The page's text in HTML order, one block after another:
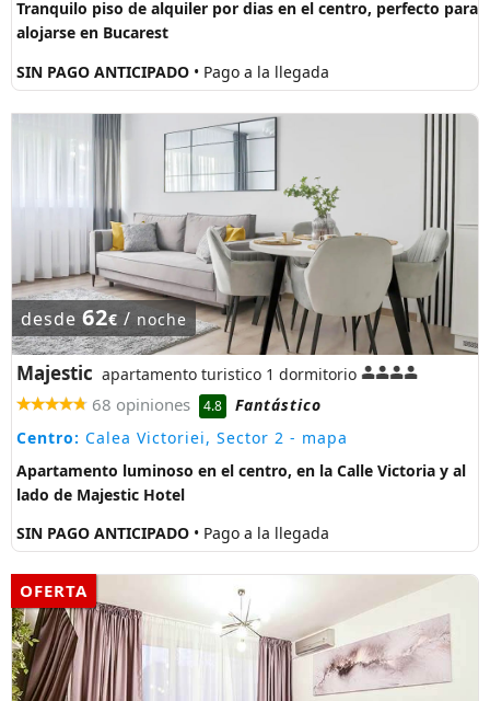
Tranquilo piso de alquiler por dias en el centro, perfecto para
alojarse en Bucarest
SIN PAGO ANTICIPADO • Pago a la llegada
desde 62€ / noche
Majestic apartamento turistico 1 dormitorio
68 opiniones 4.8
Fantástico
Centro: Calea Victoriei, Sector 2 - mapa
Apartamento luminoso en el centro, en la Calle Victoria y al
lado de Majestic Hotel
SIN PAGO ANTICIPADO • Pago a la llegada
OFERTA